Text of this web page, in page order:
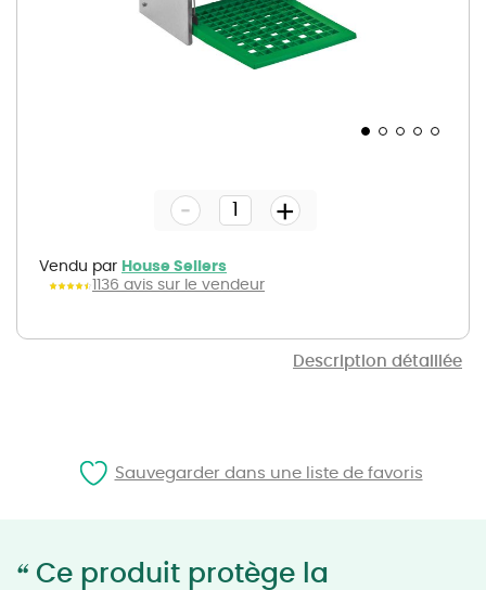
Description détaillée
gallery
Vendu par House Sellers
1136 avis sur le vendeur
- +
“ Ce produit protège la
Sauvegarder dans une liste de favoris